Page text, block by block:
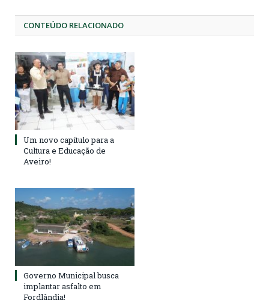
CONTEÚDO RELACIONADO
Um novo capítulo para a
Cultura e Educação de
Aveiro!
Governo Municipal busca
implantar asfalto em
Fordlândia!